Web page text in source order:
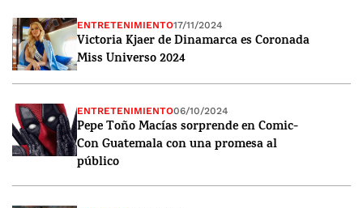
ENTRETENIMIENTO17/11/2024
Victoria Kjaer de Dinamarca es Coronada
Miss Universo 2024
ENTRETENIMIENTO06/10/2024
Pepe Toño Macías sorprende en Comic-
Con Guatemala con una promesa al
público